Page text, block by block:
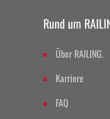
Rund um
Über RAILING.
Karriere
FAQ